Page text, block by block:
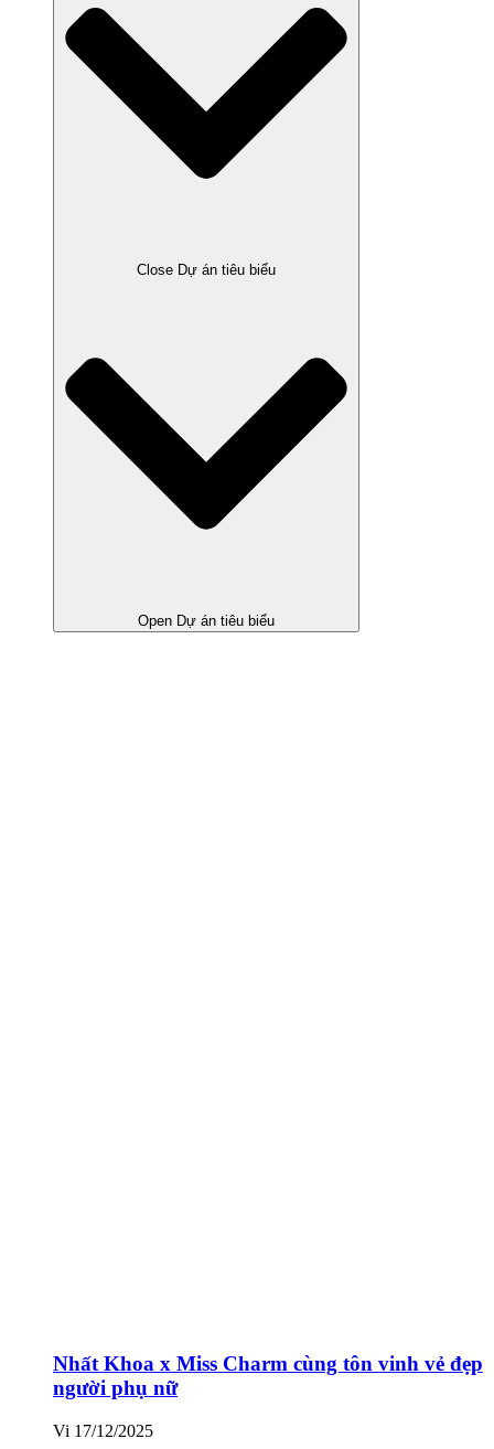
Close Dự án tiêu biểu
Open Dự án tiêu biểu
Nhất Khoa x Miss Charm cùng tôn vinh vẻ đẹp
người phụ nữ
Vi 17/12/2025